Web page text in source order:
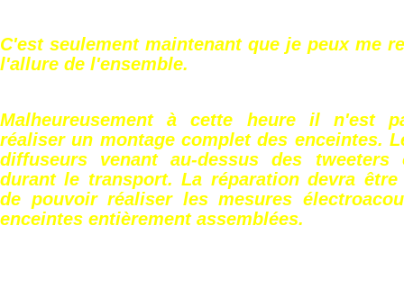
C'est seulement maintenant que je peux me
l'allure de l'ensemble.
Malheureusement à cette heure il n'est
réaliser un montage complet des enceintes.
diffuseurs venant au-dessus des tweeters
durant le transport. La réparation devra être
de pouvoir réaliser les mesures
enceintes entièrement assemblées.